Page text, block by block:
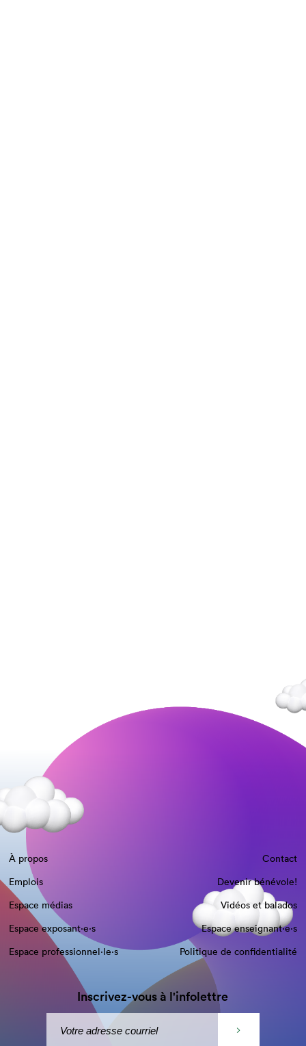
À propos
Contact
Emplois
Devenir bénévole!
Espace médias
Vidéos et balados
Espace exposant·e⋅s
Espace enseignant·e⋅s
Espace professionnel·le⋅s
Politique de confidentialité
Inscrivez-vous à l'infolettre